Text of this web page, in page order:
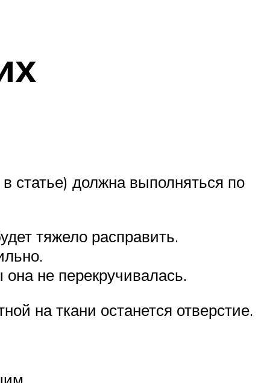
статье) должна выполняться по
тяжело расправить.
не перекручивалась.
на ткани останется отверстие.